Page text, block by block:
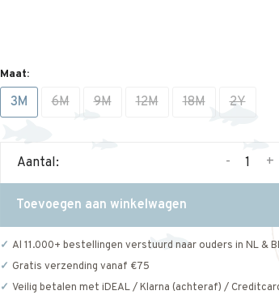
Maat:
3M 6M 9M 12M 18M 2Y
Aantal: +
-
Toevoegen aan winkelwagen
Al 11.000+ bestellingen verstuurd naar ouders in NL &
Gratis verzending vanaf €75
Veilig betalen met iDEAL / Klarna (achteraf) /